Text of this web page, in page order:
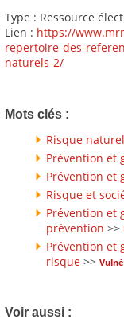
Type : Ressource
Lien : https://
repertoire-des-
naturels-2/
Mots clés :
Risque naturel
Prévention et
Prévention et
Risque et
Prévention et
prévention >>
Prévention et
risque >>
Voir aussi :